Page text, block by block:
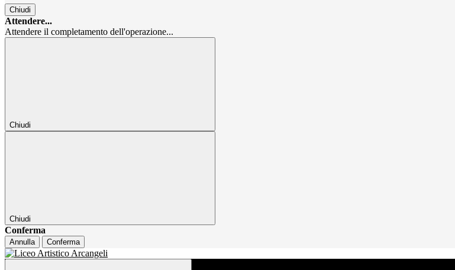
Chiudi
Attendere...
Attendere il completamento dell'operazione...
Chiudi
Chiudi
Conferma
Annulla Conferma